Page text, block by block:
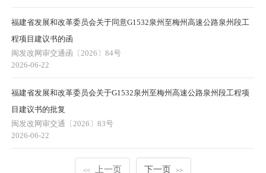
福建省发展和改革委员会关于同意G1532泉州至梅州高速公路泉州段工
程项目建议书的函
闽发改网审交通函〔2026〕84号
2026-06-22
福建省发展和改革委员会关于G1532泉州至梅州高速公路泉州段工程项
目建议书的批复
闽发改网审交通〔2026〕83号
2026-06-22
<< 上一页 下一页 >>